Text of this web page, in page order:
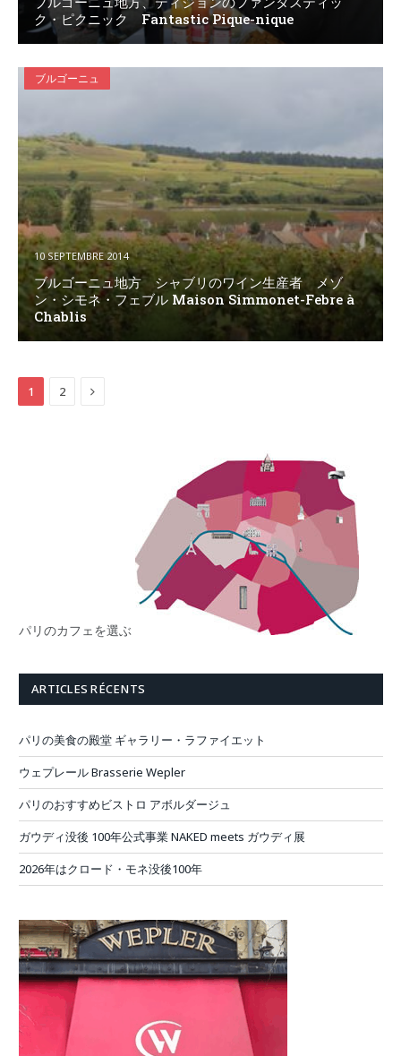
ク・ピクニック Fantastic Pique-nique
ブルゴーニュ
10 SEPTEMBRE 2014
ブルゴーニュ地方 シャブリのワイン生産者 メゾ
ン・シモネ・フェブル Maison Simmonet-Febre à
Chablis
1 2 Next
パリのカフェを選ぶ
ARTICLES RÉCENTS
パリの美食の殿堂 ギャラリー・ラファイエット
ウェプレール Brasserie Wepler
パリのおすすめビストロ アボルダージュ
ガウディ没後 100年公式事業 NAKED meets ガウディ展
2026年はクロード・モネ没後100年